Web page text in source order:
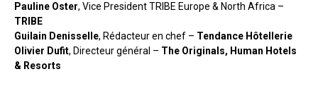
Pauline Oster, Vice President TRIBE Europe & North Africa –
TRIBE
Guilain Denisselle, Rédacteur en chef – Tendance Hôtellerie
Olivier Dufit, Directeur général – The Originals, Human Hotels
& Resorts